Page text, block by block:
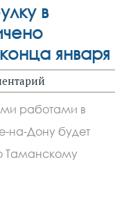
в
января
работами в
на-Дону будет
Таманскому